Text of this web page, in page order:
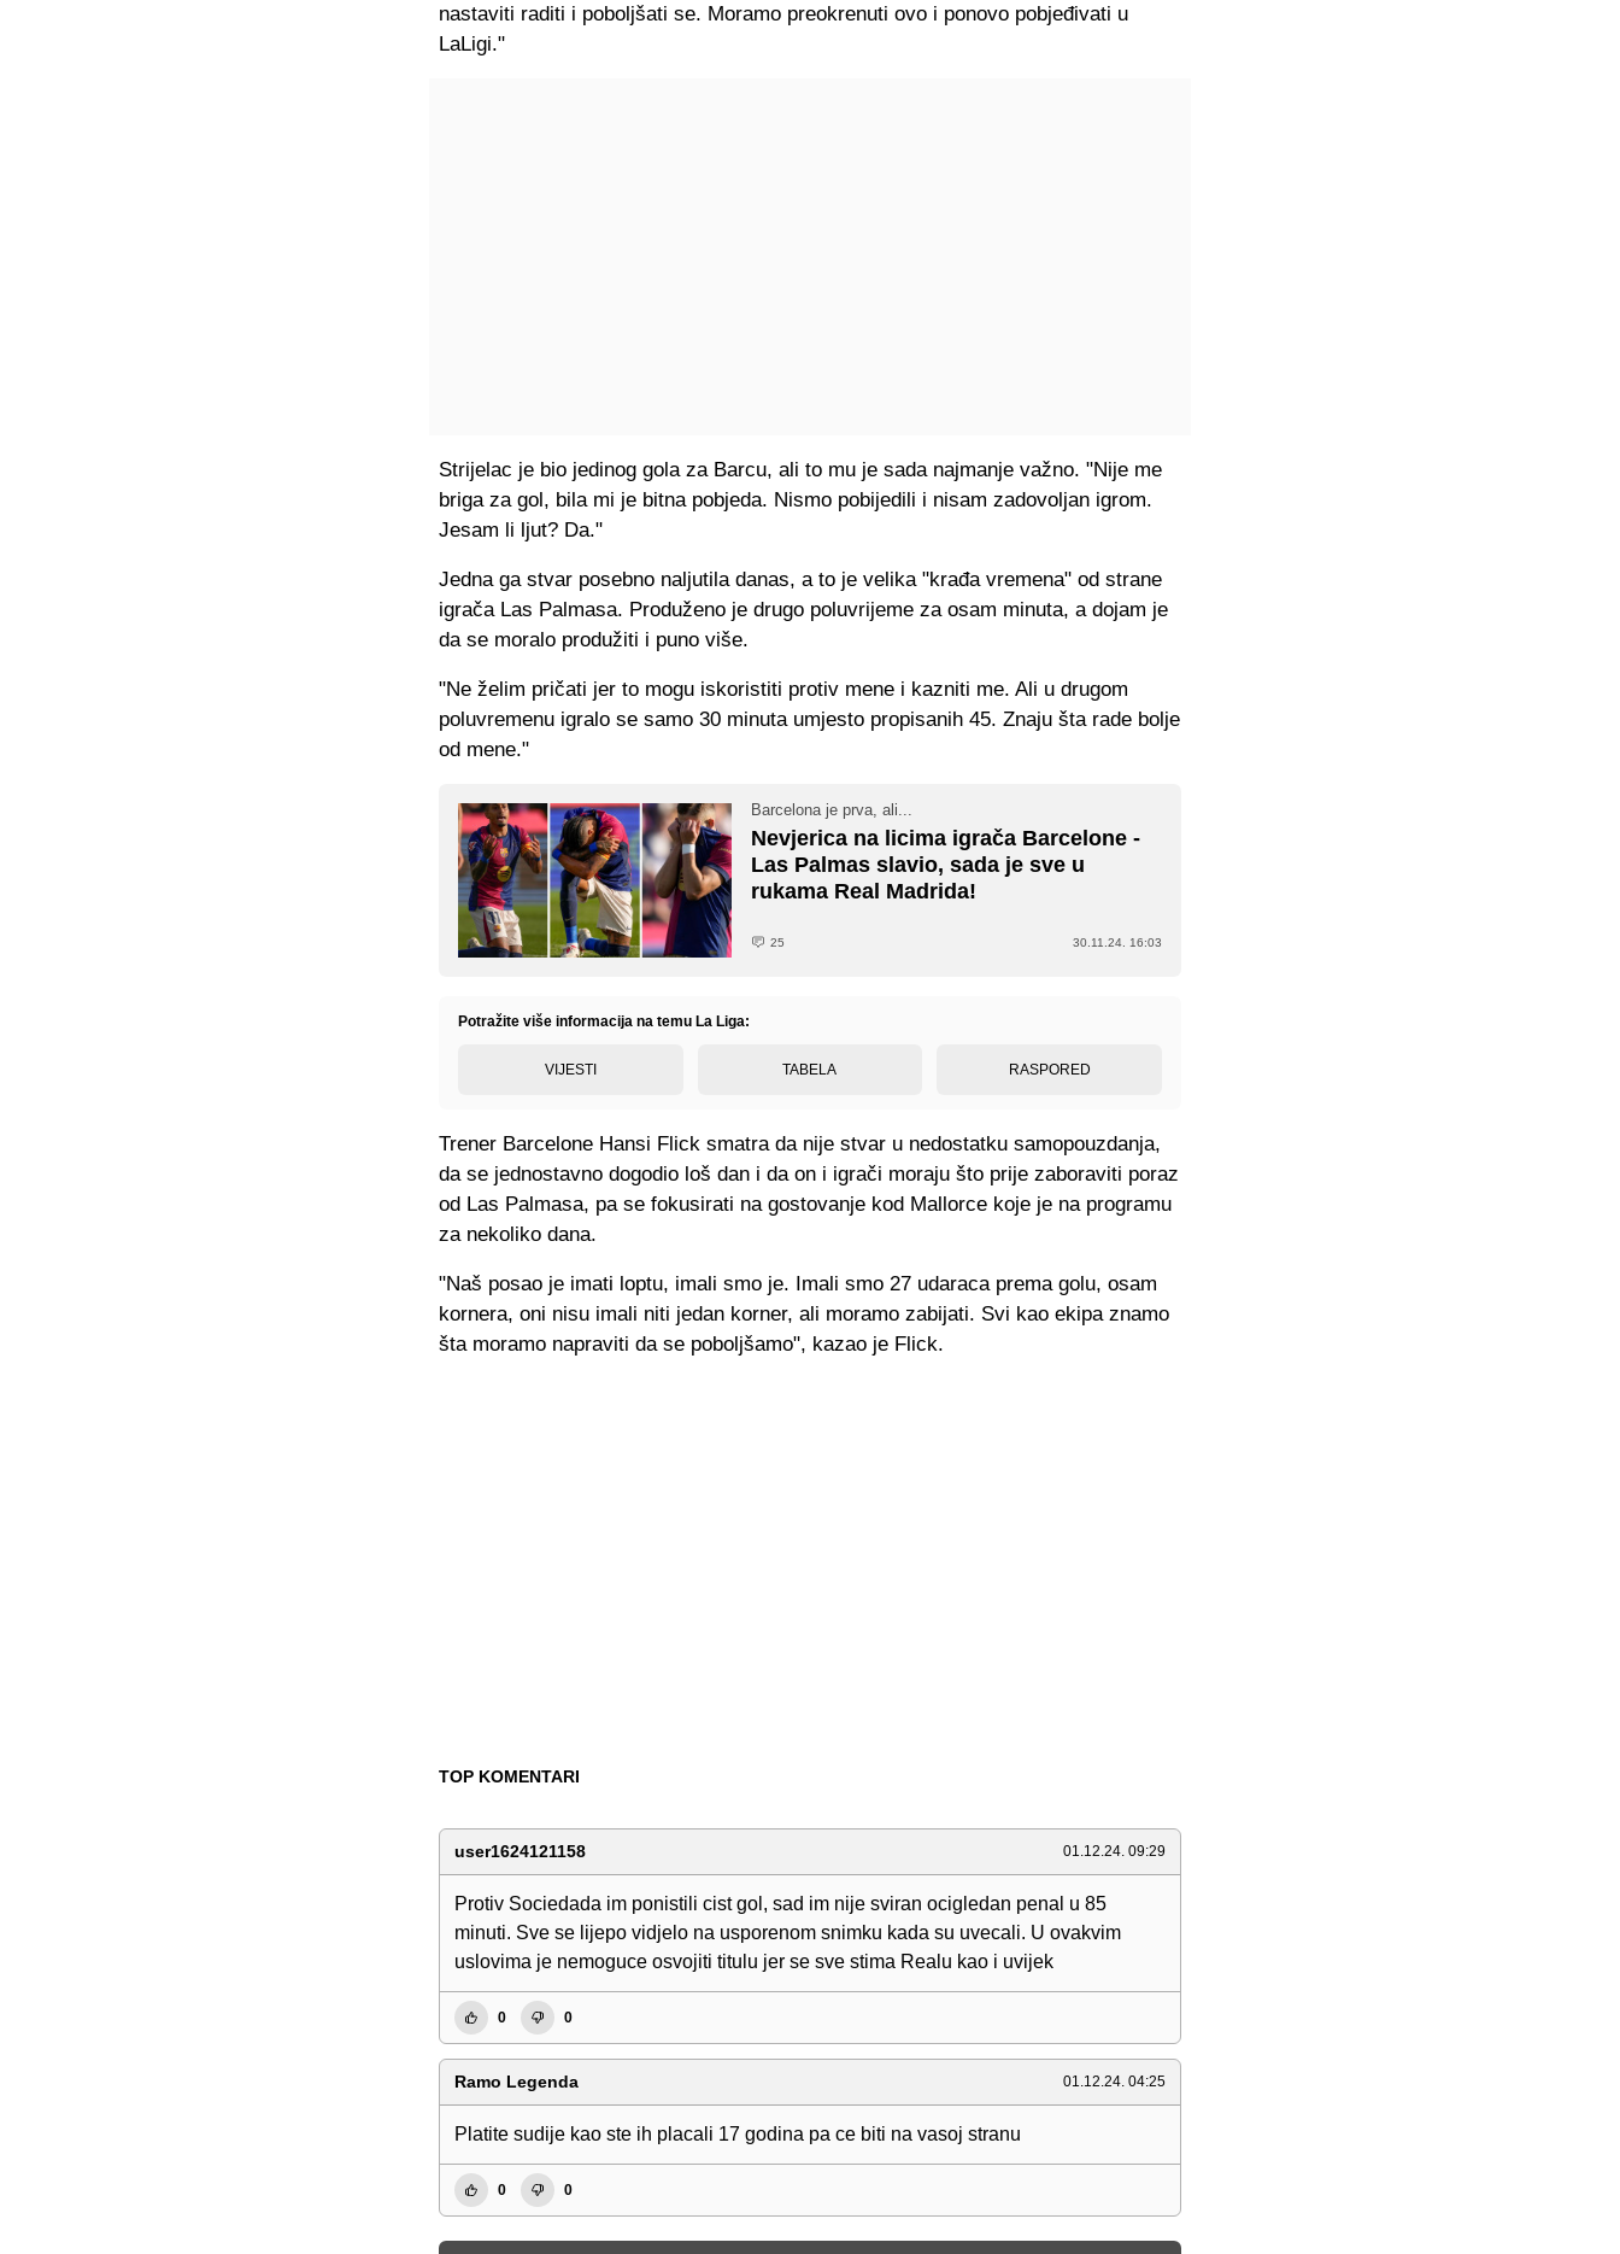
nastaviti raditi i poboljšati se. Moramo preokrenuti ovo i ponovo pobjeđivati u
LaLigi."
Strijelac je bio jedinog gola za Barcu, ali to mu je sada najmanje važno. "Nije me
briga za gol, bila mi je bitna pobjeda. Nismo pobijedili i nisam zadovoljan igrom.
Jesam li ljut? Da."
Jedna ga stvar posebno naljutila danas, a to je velika "krađa vremena" od strane
igrača Las Palmasa. Produženo je drugo poluvrijeme za osam minuta, a dojam je
da se moralo produžiti i puno više.
"Ne želim pričati jer to mogu iskoristiti protiv mene i kazniti me. Ali u drugom
poluvremenu igralo se samo 30 minuta umjesto propisanih 45. Znaju šta rade bolje
od mene."
Barcelona je prva, ali...
Nevjerica na licima igrača Barcelone -
Las Palmas slavio, sada je sve u
rukama Real Madrida!
25 30.11.24. 16:03
Potražite više informacija na temu La Liga:
VIJESTI TABELA RASPORED
Trener Barcelone Hansi Flick smatra da nije stvar u nedostatku samopouzdanja,
da se jednostavno dogodio loš dan i da on i igrači moraju što prije zaboraviti poraz
od Las Palmasa, pa se fokusirati na gostovanje kod Mallorce koje je na programu
za nekoliko dana.
"Naš posao je imati loptu, imali smo je. Imali smo 27 udaraca prema golu, osam
kornera, oni nisu imali niti jedan korner, ali moramo zabijati. Svi kao ekipa znamo
šta moramo napraviti da se poboljšamo", kazao je Flick.
TOP KOMENTARI
user1624121158 01.12.24. 09:29
Protiv Sociedada im ponistili cist gol, sad im nije sviran ocigledan penal u 85
minuti. Sve se lijepo vidjelo na usporenom snimku kada su uvecali. U ovakvim
uslovima je nemoguce osvojiti titulu jer se sve stima Realu kao i uvijek
0 0
Ramo Legenda 01.12.24. 04:25
Platite sudije kao ste ih placali 17 godina pa ce biti na vasoj stranu
0 0